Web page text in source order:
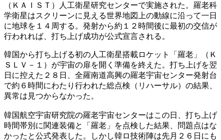
（ＫＡＩＳＴ）人工衛星研究センターで実施された。羅老科
学衛星はスクリーンに見える世界地図上の動線に沿って一日
に地球を１４周する。発射から約１２時間後に最初の交信が
行われれば、打ち上げ成功が公式宣言される。
韓国から打ち上げる初の人工衛星搭載ロケット「羅老」（Ｋ
ＳＬＶ－１）が宇宙の扉を開く準備を終えた。打ち上げを翌
日に控えた２８日、全羅南道高興の羅老宇宙センター発射台
で約６時間にわたり行われた総点検（リハーサル）の結果、
異常は見つからなかった。
韓国航空宇宙研究院の羅老宇宙センターはこの日、打ち上げ
時間帯別に関連装備と「羅老」を点検した結果、問題点はな
かったと公式発表した。しかし韓ロ技術陣は先月２６日にも